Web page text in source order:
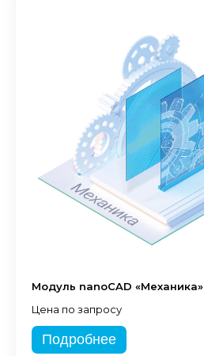
Модуль nanoCAD «Механика»
Цена по запросу
Подробнее